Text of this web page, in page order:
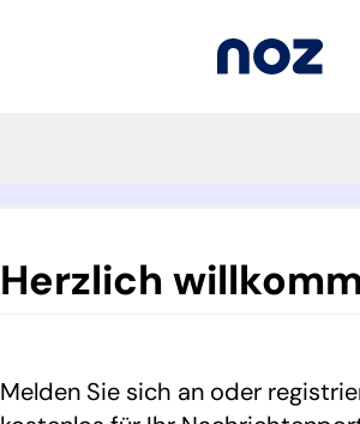
Herzlich
Melden Sie sich an oder